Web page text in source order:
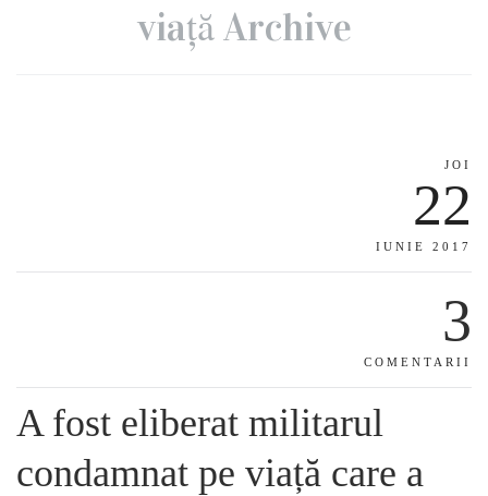
viață Archive
JOI
22
IUNIE 2017
3
COMENTARII
A fost eliberat militarul
condamnat pe viață care a